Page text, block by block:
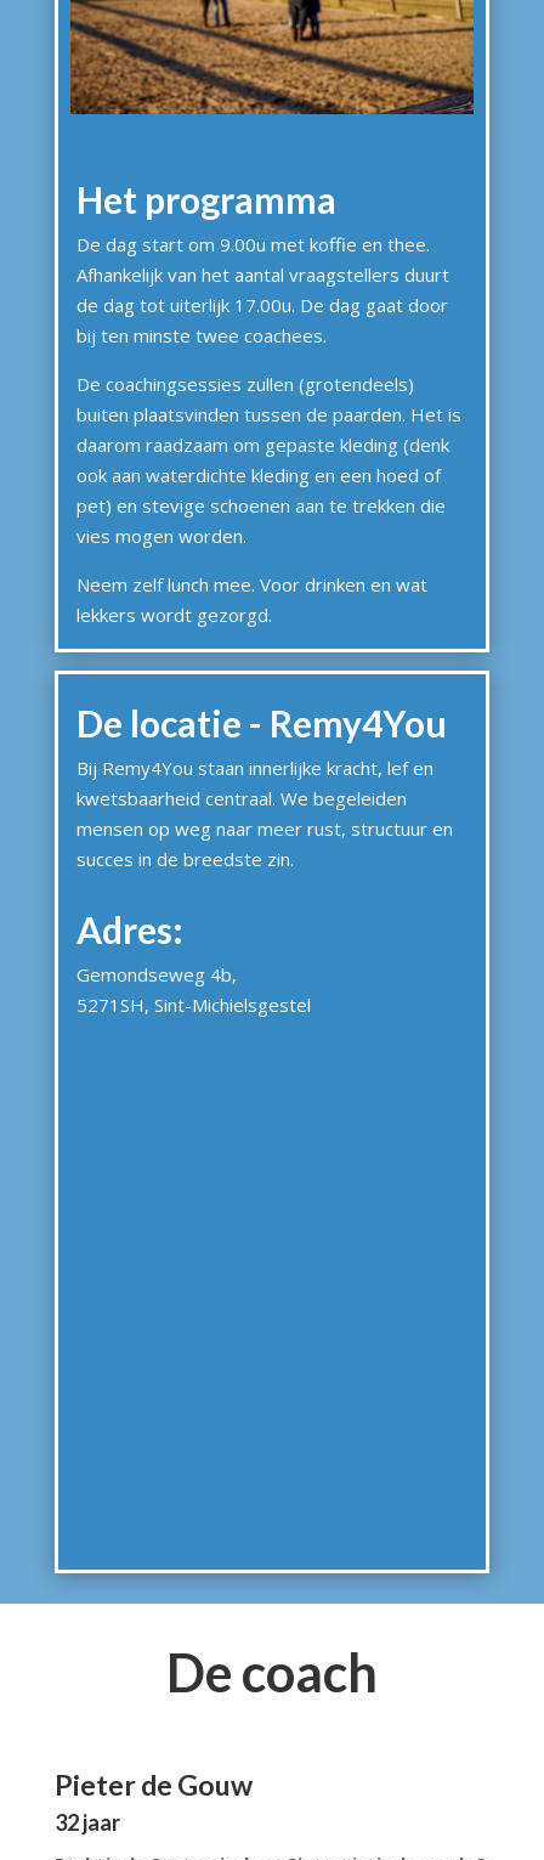
Het programma
De dag start om 9.00u met koffie en thee.
Afhankelijk van het aantal vraagstellers duurt
de dag tot uiterlijk 17.00u. De dag gaat door
bij ten minste twee coachees.
De coachingsessies zullen (grotendeels)
buiten plaatsvinden tussen de paarden. Het is
daarom raadzaam om gepaste kleding (denk
ook aan waterdichte kleding en een hoed of
pet) en stevige schoenen aan te trekken die
vies mogen worden.
Neem zelf lunch mee. Voor drinken en wat
lekkers wordt gezorgd.
De locatie - Remy4You
Bij Remy4You staan innerlijke kracht, lef en
kwetsbaarheid centraal. We begeleiden
mensen op weg naar meer rust, structuur en
succes in de breedste zin.
Adres:
Gemondseweg 4b,
5271SH, Sint-Michielsgestel
De coach
Pieter de Gouw
32 jaar